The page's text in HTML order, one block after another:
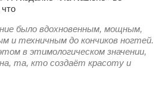
Анплеев А.Б.
отделение КП Сумская
было вдохновенным, мощным,
и техничным до кончиков ногтей.
в этимологическом значении,
та, кто создаёт красоту и